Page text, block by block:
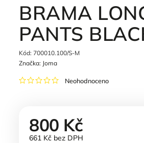
BRAMA
PANTS
Kód: 700010.100/S-M
Neohodnoceno
Značka: Joma
800 Kč
661 Kč bez DPH